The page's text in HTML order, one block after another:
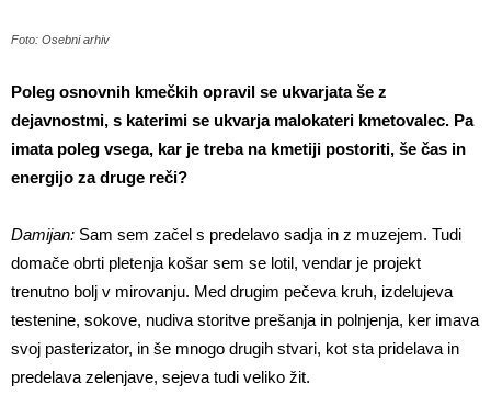
Foto: Osebni arhiv
Poleg osnovnih kmečkih opravil se ukvarjata še z
dejavnostmi, s katerimi se ukvarja malokateri kmetovalec. Pa
imata poleg vsega, kar je treba na kmetiji postoriti, še čas in
energijo za druge reči?
Damijan: Sam sem začel s predelavo sadja in z muzejem. Tudi
domače obrti pletenja košar sem se lotil, vendar je projekt
trenutno bolj v mirovanju. Med drugim pečeva kruh, izdelujeva
testenine, sokove, nudiva storitve prešanja in polnjenja, ker imava
svoj pasterizator, in še mnogo drugih stvari, kot sta pridelava in
predelava zelenjave, sejeva tudi veliko žit.